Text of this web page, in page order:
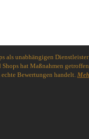
als unabhängigen
Shops hat Maßnahmen
echte Bewertungen handelt.